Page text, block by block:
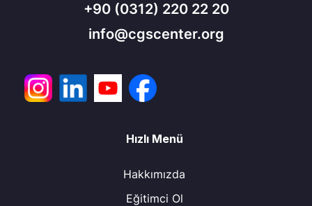
+90 (0312) 220 22 20
info@cgscenter.org
Hızlı Menü
Hakkımızda
Eğitimci Ol